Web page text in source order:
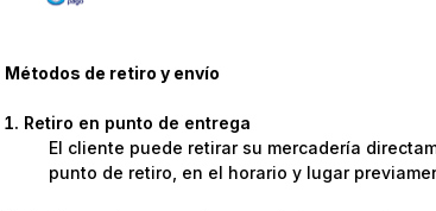
Métodos de retiro y envío
Retiro en punto de entrega
El cliente puede retirar su mercadería
punto de retiro, en el horario y lugar